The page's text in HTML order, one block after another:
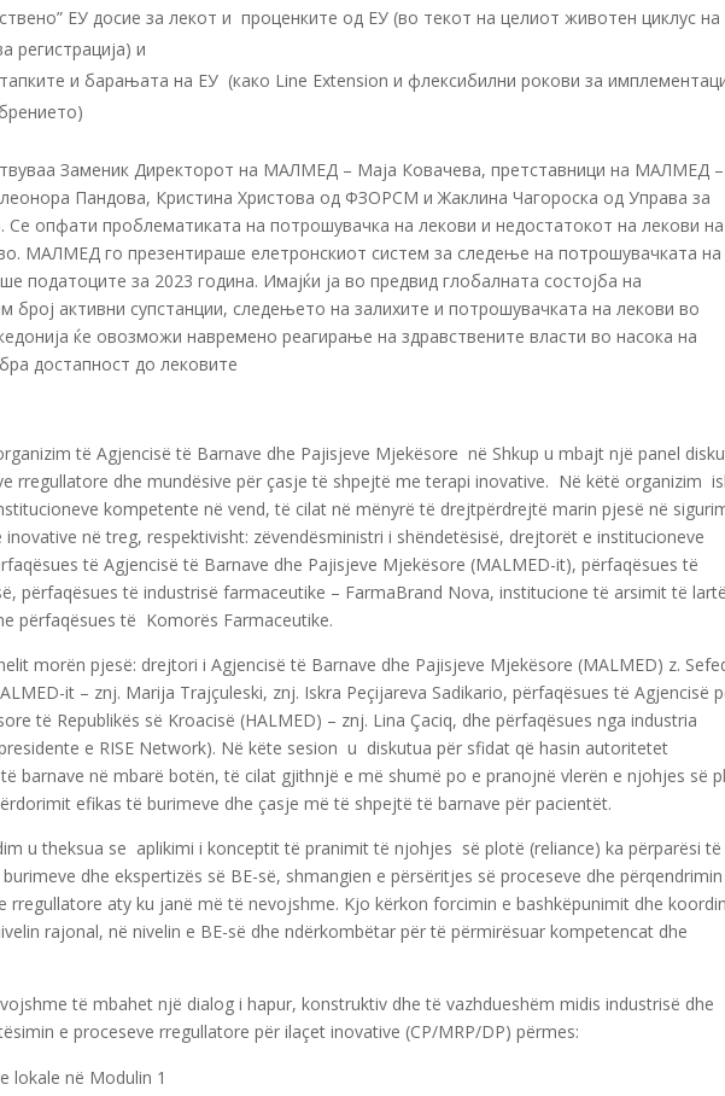
ЕУ досие за лекот и проценките од ЕУ (во текот на целиот животен циклус на
регистрација) и
и барањата на ЕУ (како Line Extension и флексибилни рокови за
Заменик Директорот на МАЛМЕД – Маја Ковачева, претставници на МАЛМЕД –
Пандова, Кристина Христова од ФЗОРСМ и Жаклина Чагороска од Управа за
Се опфати проблематиката на потрошувачка на лекови и недостатокот на лекови на
МАЛМЕД го презентираше елетронскиот систем за следење на потрошувачката на
податоците за 2023 година. Имајќи ја во предвид глобалната состојба на
број активни супстанции, следењето на залихите и потрошувачката на лекови во
ќе овозможи навремено реагирање на здравствените власти во насока на
достапност до лековите
të Agjencisë të Barnave dhe Pajisjeve Mjekësore në Shkup u mbajt një panel
rregullatore dhe mundësive për çasje të shpejtë me terapi inovative. Në këtë organizim
kompetente në vend, të cilat në mënyrë të drejtpërdrejtë marin pjesë në
në treg, respektivisht: zëvendësministri i shëndetësisë, drejtorët e institucioneve
të Agjencisë të Barnave dhe Pajisjeve Mjekësore (MALMED-it), përfaqësues të
përfaqësues të industrisë farmaceutike – FarmaBrand Nova, institucione të arsimit të
përfaqësues të Komorës Farmaceutike.
morën pjesë: drejtori i Agjencisë të Barnave dhe Pajisjeve Mjekësore (MALMED) z.
it – znj. Marija Trajçuleski, znj. Iskra Peçijareva Sadikario, përfaqësues të Agjencisë
të Republikës së Kroacisë (HALMED) – znj. Lina Çaciq, dhe përfaqësues nga industria
e RISE Network). Në këte sesion u diskutua për sfidat që hasin autoritetet
barnave në mbarë botën, të cilat gjithnjë e më shumë po e pranojnë vlerën e njohjes së
efikas të burimeve dhe çasje më të shpejtë të barnave për pacientët.
u theksua se aplikimi i konceptit të pranimit të njohjes së plotë (reliance) ka përparësi të
dhe ekspertizës së BE-së, shmangien e përsëritjes së proceseve dhe
rregullatore aty ku janë më të nevojshme. Kjo kërkon forcimin e bashkëpunimit dhe
rajonal, në nivelin e BE-së dhe ndërkombëtar për të përmirësuar kompetencat dhe
të mbahet një dialog i hapur, konstruktiv dhe të vazhdueshëm midis industrisë dhe
e proceseve rregullatore për ilaçet inovative (CP/MRP/DP) përmes:
lokale në Modulin 1